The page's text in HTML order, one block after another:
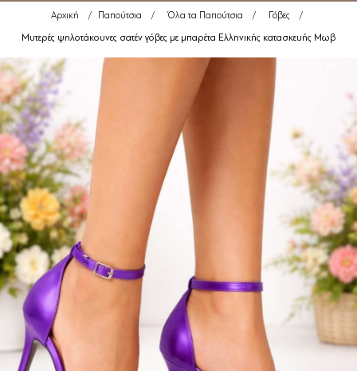
Αρχική / Παπούτσια / Όλα τα Παπούτσια / Γόβες /
Μυτερές ψηλοτάκουνες σατέν γόβες με μπαρέτα Ελληνικής κατασκευής Μωβ